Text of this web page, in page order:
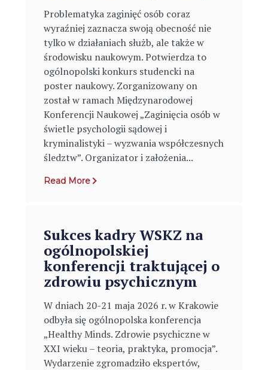
Problematyka zaginięć osób coraz
wyraźniej zaznacza swoją obecność nie
tylko w działaniach służb, ale także w
środowisku naukowym. Potwierdza to
ogólnopolski konkurs studencki na
poster naukowy. Zorganizowany on
został w ramach Międzynarodowej
Konferencji Naukowej „Zaginięcia osób w
świetle psychologii sądowej i
kryminalistyki – wyzwania współczesnych
śledztw”. Organizator i założenia...
Read More
Sukces kadry WSKZ na
ogólnopolskiej
konferencji traktującej o
zdrowiu psychicznym
W dniach 20-21 maja 2026 r. w Krakowie
odbyła się ogólnopolska konferencja
„Healthy Minds. Zdrowie psychiczne w
XXI wieku – teoria, praktyka, promocja”.
Wydarzenie zgromadziło ekspertów,